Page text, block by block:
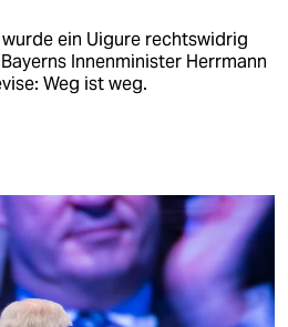
ein Uigure rechtswidrig
Innenminister Herrmann
Weg ist weg.